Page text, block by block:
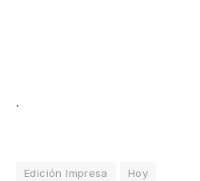
.
Edición Impresa Hoy